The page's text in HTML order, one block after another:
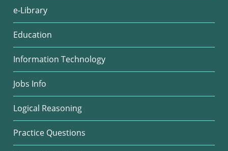
e-Library
Education
Information Technology
Jobs Info
Logical Reasoning
Practice Questions